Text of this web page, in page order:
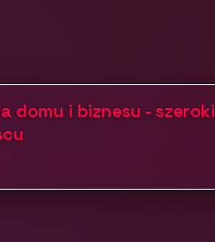
domu i biznesu - szeroki